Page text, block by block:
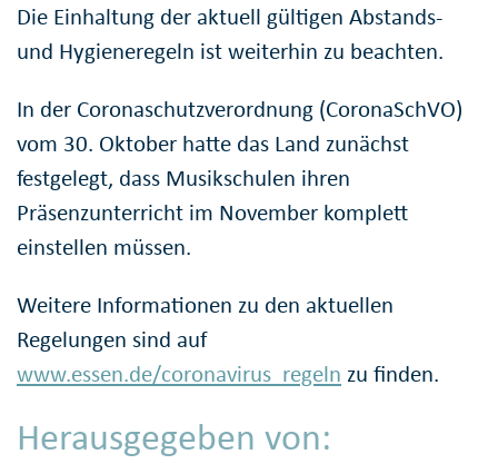
Die Einhaltung der aktuell gültigen Abstands-
und Hygieneregeln ist weiterhin zu beachten.
In der Coronaschutzverordnung (CoronaSchVO)
vom 30. Oktober hatte das Land zunächst
festgelegt, dass Musikschulen ihren
Präsenzunterricht im November komplett
einstellen müssen.
Weitere Informationen zu den aktuellen
Regelungen sind auf
www.essen.de/coronavirus_regeln zu finden.
Herausgegeben von: